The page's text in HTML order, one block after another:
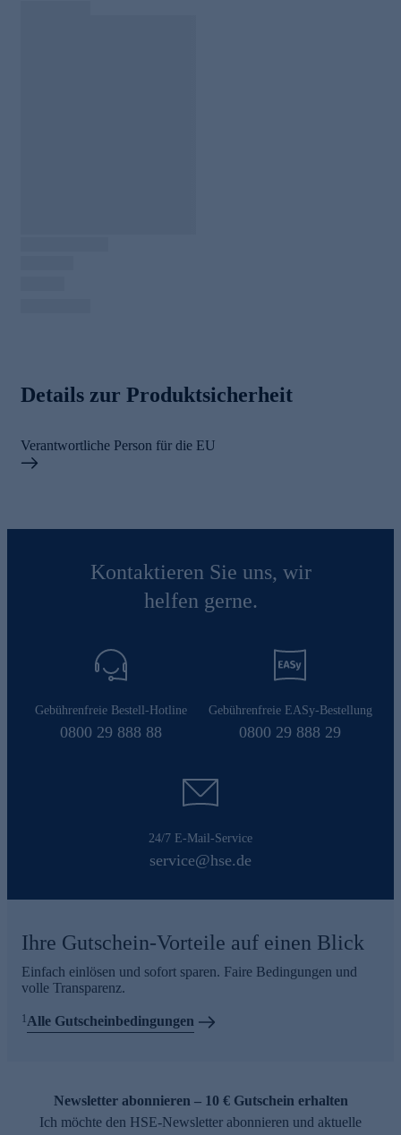
Details zur Produktsicherheit
Verantwortliche Person für die EU
Kontaktieren Sie uns, wir
helfen gerne.
Gebührenfreie Bestell-Hotline
0800 29 888 88
Gebührenfreie EASy-Bestellung
0800 29 888 29
24/7 E-Mail-Service
service@hse.de
Ihre Gutschein-Vorteile auf einen Blick
Einfach einlösen und sofort sparen. Faire Bedingungen und
volle Transparenz.
1 Alle Gutscheinbedingungen
Newsletter abonnieren – 10 € Gutschein erhalten
Ich möchte den HSE-Newsletter abonnieren und aktuelle